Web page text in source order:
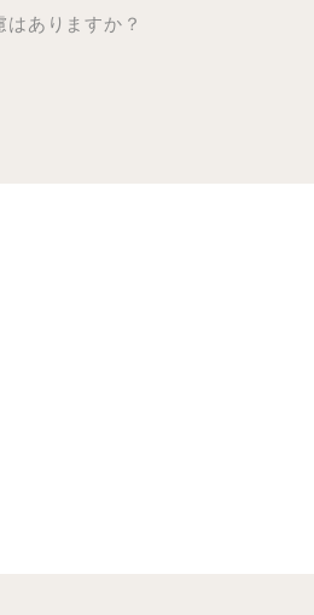
はありますか？